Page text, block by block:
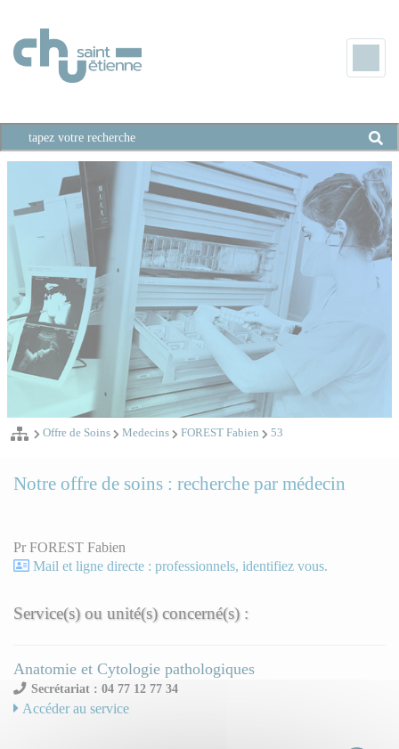
Offre de Soins Medecins FOREST Fabien 53
Notre offre de soins : recherche par médecin
Pr FOREST Fabien
Mail et ligne directe : professionnels, identifiez vous.
Service(s) ou unité(s) concerné(s) :
Anatomie et Cytologie pathologiques
Secrétariat : 04 77 12 77 34
Accéder au service